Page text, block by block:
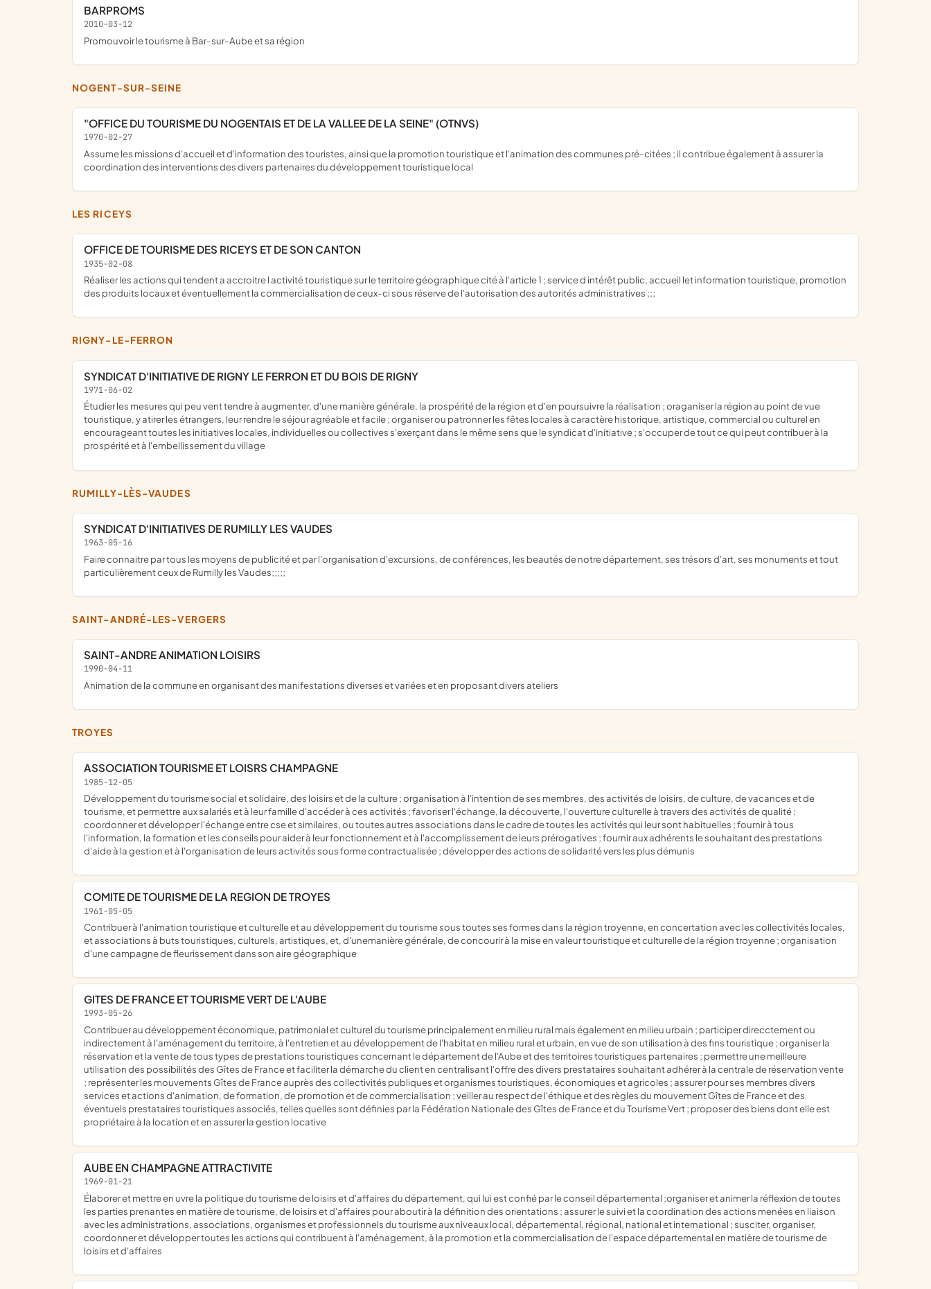
BARPROMS
2010-03-12
promouvoir le tourisme à Bar-sur-Aube et sa région
NOGENT-SUR-SEINE
"OFFICE DU TOURISME DU NOGENTAIS ET DE LA VALLEE DE LA SEINE" (OTNVS)
1970-02-27
assume les missions d'accueil et d'information des touristes, ainsi que la promotion touristique et l'animation des communes pré-citées ; il contribue également à assurer la
coordination des interventions des divers partenaires du développement touristique local
LES RICEYS
OFFICE DE TOURISME DES RICEYS ET DE SON CANTON
1935-02-08
réaliser les actions qui tendent a accroitre l activité touristique sur le territoire géographique cité à l'article 1 ; service d intérêt public, accueil let information touristique, promotion
des produits locaux et éventuellement la commercialisation de ceux-ci sous réserve de l'autorisation des autorités administratives ;;;
RIGNY-LE-FERRON
SYNDICAT D'INITIATIVE DE RIGNY LE FERRON ET DU BOIS DE RIGNY
1971-06-02
étudier les mesures qui peu vent tendre à augmenter, d'une manière générale, la prospérité de la région et d'en poursuivre la réalisation ; oraganiser la région au point de vue
touristique, y atirer les étrangers, leur rendre le séjour agréable et facile ; organiser ou patronner les fêtes locales à caractère historique, artistique, commercial ou culturel en
encourageant toutes les initiatives locales, individuelles ou collectives s'exerçant dans le même sens que le syndicat d'initiative ; s'occuper de tout ce qui peut contribuer à la
prospérité et à l'embellissement du village
RUMILLY-LÈS-VAUDES
SYNDICAT D'INITIATIVES DE RUMILLY LES VAUDES
1963-05-16
faire connaitre par tous les moyens de publicité et par l'organisation d'excursions, de conférences, les beautés de notre département, ses trésors d'art, ses monuments et tout
particulièrement ceux de Rumilly les Vaudes;;;;;
SAINT-ANDRÉ-LES-VERGERS
SAINT-ANDRE ANIMATION LOISIRS
1990-04-11
animation de la commune en organisant des manifestations diverses et variées et en proposant divers ateliers
TROYES
ASSOCIATION TOURISME ET LOISRS CHAMPAGNE
1985-12-05
développement du tourisme social et solidaire, des loisirs et de la culture ; organisation à l'intention de ses membres, des activités de loisirs, de culture, de vacances et de
tourisme, et permettre aux salariés et à leur famille d'accéder à ces activités ; favoriser l'échange, la découverte, l'ouverture culturelle à travers des activités de qualité ;
coordonner et développer l'échange entre cse et similaires, ou toutes autres associations dans le cadre de toutes les activités qui leur sont habituelles ; fournir à tous
l'information, la formation et les conseils pour aider à leur fonctionnement et à l'accomplissement de leurs prérogatives ; fournir aux adhérents le souhaitant des prestations
d'aide à la gestion et à l'organisation de leurs activités sous forme contractualisée ; développer des actions de solidarité vers les plus démunis
COMITE DE TOURISME DE LA REGION DE TROYES
1961-05-05
contribuer à l'animation touristique et culturelle et au développement du tourisme sous toutes ses formes dans la région troyenne, en concertation avec les collectivités locales,
et associations à buts touristiques, culturels, artistiques, et, d'unemanière générale, de concourir à la mise en valeur touristique et culturelle de la région troyenne ; organisation
d'une campagne de fleurissement dans son aire géographique
GITES DE FRANCE ET TOURISME VERT DE L'AUBE
1993-05-26
contribuer au développement économique, patrimonial et culturel du tourisme principalement en milieu rural mais également en milieu urbain ; participer direcctement ou
indirectement à l'aménagement du territoire, à l'entretien et au développement de l'habitat en milieu rural et urbain, en vue de son utilisation à des fins touristique ; organiser la
réservation et la vente de tous types de prestations touristiques concernant le département de l'Aube et des territoires touristiques partenaires ; permettre une meilleure
utilisation des possibilités des Gîtes de France et faciliter la démarche du client en centralisant l'offre des divers prestataires souhaitant adhérer à la centrale de réservation vente
; représenter les mouvements Gîtes de France auprès des collectivités publiques et organismes touristiques, économiques et agricoles ; assurer pour ses membres divers
services et actions d'animation, de formation, de promotion et de commercialisation ; veiller au respect de l'éthique et des règles du mouvement Gîtes de France et des
éventuels prestataires touristiques associés, telles quelles sont définies par la Fédération Nationale des Gîtes de France et du Tourisme Vert ; proposer des biens dont elle est
propriétaire à la location et en assurer la gestion locative
AUBE EN CHAMPAGNE ATTRACTIVITE
1969-01-21
élaborer et mettre en uvre la politique du tourisme de loisirs et d'affaires du département, qui lui est confié par le conseil départemental ;organiser et animer la réflexion de toutes
les parties prenantes en matière de tourisme, de loisirs et d'affaires pour aboutir à la définition des orientations ; assurer le suivi et la coordination des actions menées en liaison
avec les administrations, associations, organismes et professionnels du tourisme aux niveaux local, départemental, régional, national et international ; susciter, organiser,
coordonner et développer toutes les actions qui contribuent à l'aménagement, à la promotion et la commercialisation de l'espace départemental en matière de tourisme de
loisirs et d'affaires